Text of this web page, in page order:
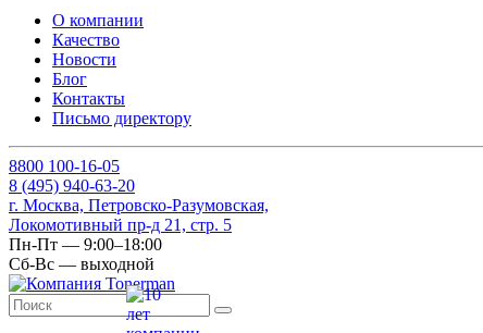
О компании
Качество
Новости
Блог
Контакты
Письмо директору
8800 100-16-05
8 (495) 940-63-20
г. Москва, Петровско-Разумовская,
Локомотивный пр-д 21, стр. 5
Пн-Пт — 9:00–18:00
Сб-Вс — выходной